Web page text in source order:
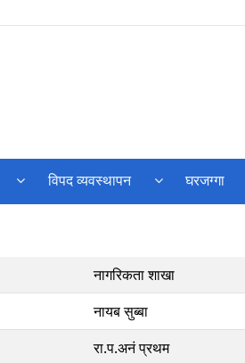
विपद व्यवस्थापन घरजग्गा
नागरिकता शाखा
नायब सुब्बा
रा.प.अनं प्रथम